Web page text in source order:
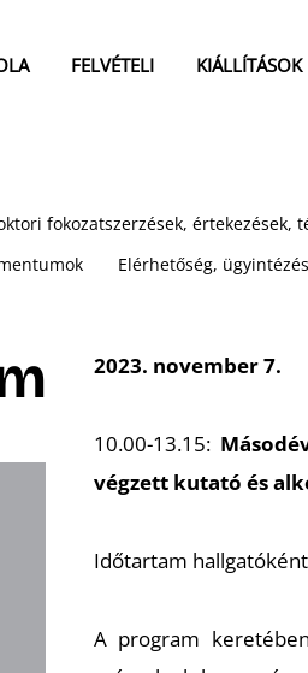
FELVÉTELI KIÁLLÍTÁSOK
fokozatszerzések, értekezések,
Elérhetőség, ügyintézés
2023. november 7.
10.00-13.15:
végzett kutató és
Időtartam
A program